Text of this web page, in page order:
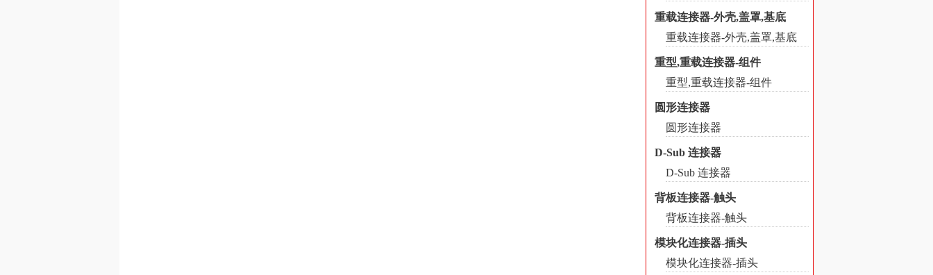
重载连接器-外壳,盖罩,基底
重载连接器-外壳,盖罩,基底
重型,重载连接器-组件
重型,重载连接器-组件
圆形连接器
圆形连接器
D-Sub 连接器
D-Sub 连接器
背板连接器-触头
背板连接器-触头
模块化连接器-插头
模块化连接器-插头